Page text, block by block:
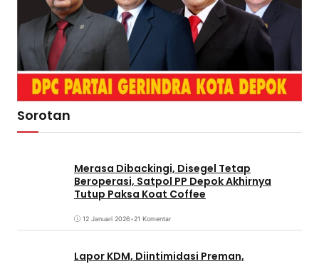
Sorotan
Merasa Dibackingi, Disegel Tetap
Beroperasi, Satpol PP Depok Akhirnya
Tutup Paksa Koat Coffee
12 Januari 2026•21 Komentar
Lapor KDM, Diintimidasi Preman,